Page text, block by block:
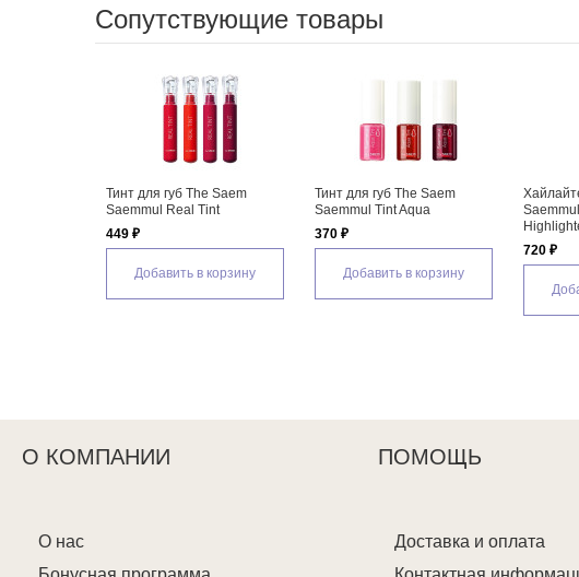
Сопутствующие товары
для губ The Saem
Tint Aqua
Добавить в корзину
Хайлайтер The Saem
Saemmul Aura Liquid
720 ₽
Рассыпчатая пудра The
Saem Saemmul Perfect
630 ₽
Добавить в корзину
О КОМПАНИИ ПОМОЩЬ
О нас
Доставка и оплата